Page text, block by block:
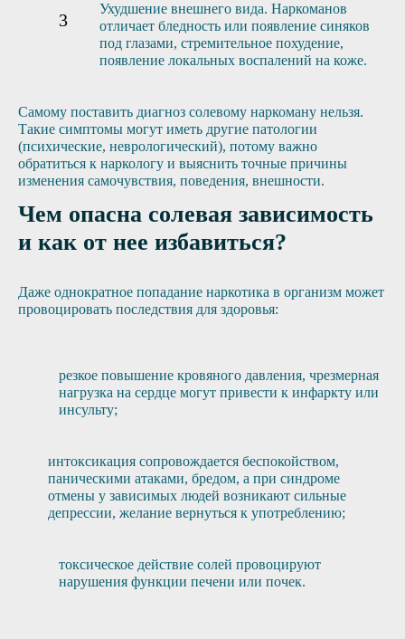
Ухудшение внешнего вида. Наркоманов
отличает бледность или появление синяков
под глазами, стремительное похудение,
появление локальных воспалений на коже.
Самому поставить диагноз солевому наркоману нельзя.
Такие симптомы могут иметь другие патологии
(психические, неврологический), потому важно
обратиться к наркологу и выяснить точные причины
изменения самочувствия, поведения, внешности.
Чем опасна солевая зависимость
и как от нее избавиться?
Даже однократное попадание наркотика в организм может
провоцировать последствия для здоровья:
резкое повышение кровяного давления, чрезмерная
нагрузка на сердце могут привести к инфаркту или
инсульту;
интоксикация сопровождается беспокойством,
паническими атаками, бредом, а при синдроме
отмены у зависимых людей возникают сильные
депрессии, желание вернуться к употреблению;
токсическое действие солей провоцируют
нарушения функции печени или почек.